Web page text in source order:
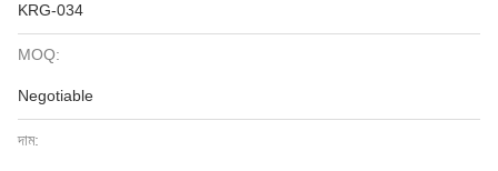
KRG-034
MOQ:
Negotiable
দাম: